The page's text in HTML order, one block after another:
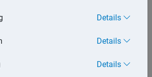
zum Ausdruck kommt, muss
werden. Ziel ist dabei die Klärung
mit seinen Worten zum Ausdruck
Details
Details
Details